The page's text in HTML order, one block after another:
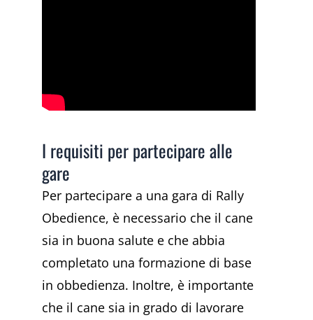
I requisiti per partecipare alle
gare
Per partecipare a una gara di Rally
Obedience, è necessario che il cane
sia in buona salute e che abbia
completato una formazione di base
in obbedienza. Inoltre, è importante
che il cane sia in grado di lavorare